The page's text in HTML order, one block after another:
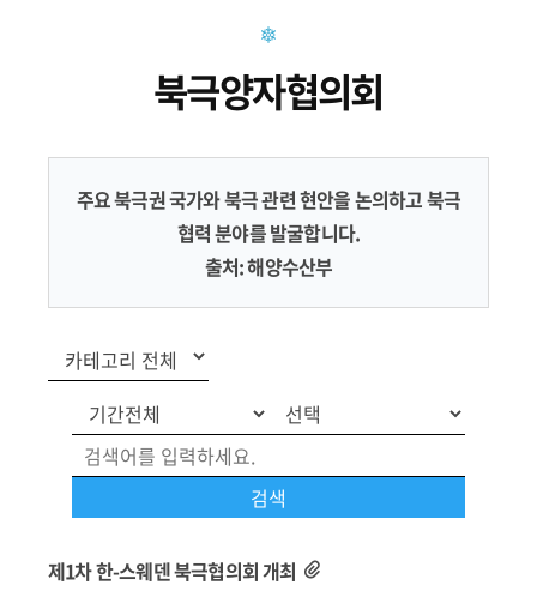
북극양자협의회
주요 북극권 국가와 북극 관련 현안을 논의하고 북극
협력 분야를 발굴합니다.
출처: 해양수산부
제1차 한-스웨덴 북극협의회 개최